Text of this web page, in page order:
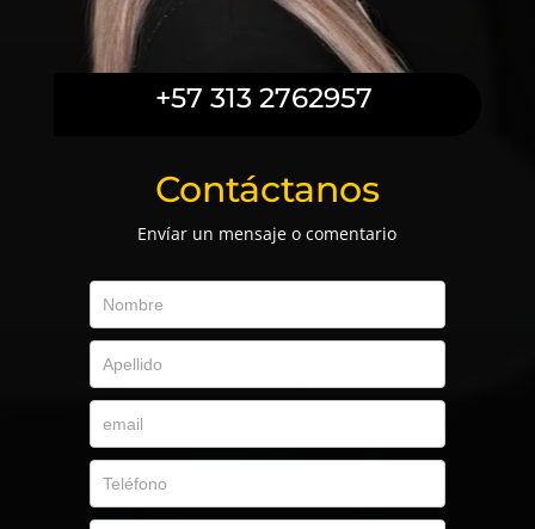
+57 313 2762957
Contáctanos
Envíar un mensaje o comentario